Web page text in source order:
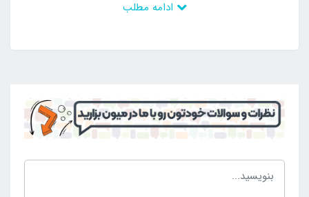
رنگبندی این محصول وجود دارد تا افراد بتوانند با توجه به
راحتی همراه افراد باشد. چرا که دارای دستگیره مقاوم و
محکم است که با وجود وزن نوشیدنی و غذا در داخل آن
می توان به راحتی محصول را به همراه داشت و از آن ها
در زمان نیاز استفاده کرد. این محصول کمجا و کاربردی
است و به راحتی در کنار سایر وسایل مورد نیاز مسافرت قرار